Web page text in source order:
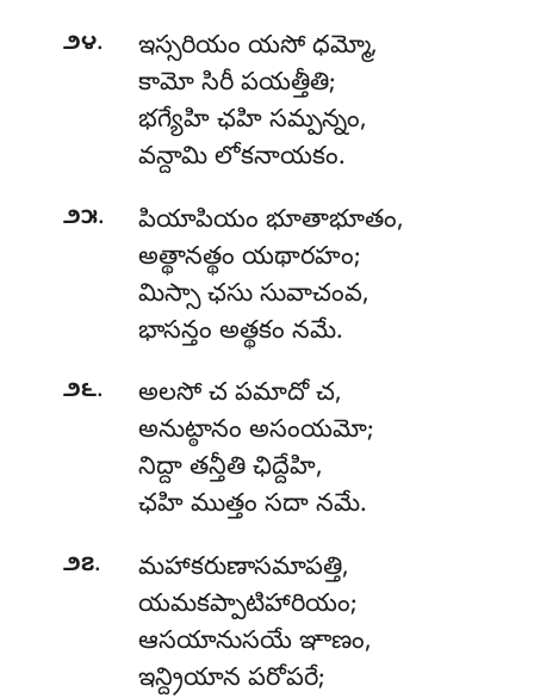
౨౪. ఇస్సరియం యసో ధమ్మో,
కామో సిరీ పయత్తీతి;
భగ్యేహి ఛహి సమ్పన్నం,
వన్దామి లోకనాయకం.
౨౫. పియాపియం భూతాభూతం,
అత్థానత్థం యథారహం;
మిస్సా ఛసు సువాచంవ,
భాసన్తం అత్థకం నమే.
౨౬.
అలసో చ పమాదో చ,
అనుట్ఠానం అసంయమో;
నిద్దా తన్తీతి ఛిద్దేహి,
ఛహి ముత్తం సదా నమే.
౨౭. మహాకరుణాసమాపత్తి,
యమకప్పాటిహారియం;
ఆసయానుసయే ఞాణం,
ఇన్ద్రియాన పరోపరే;